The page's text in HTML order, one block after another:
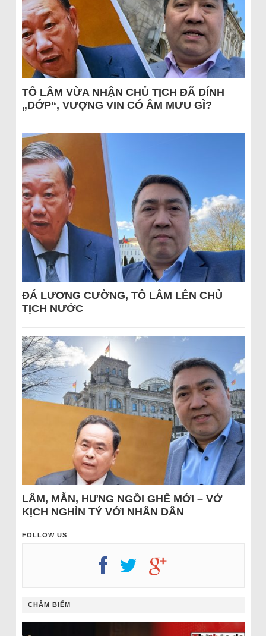
TÔ LÂM VỪA NHẬN CHỦ TỊCH ĐÃ DÍNH
„DỚP“, VƯỢNG VIN CÓ ÂM MƯU GÌ?
ĐÁ LƯƠNG CƯỜNG, TÔ LÂM LÊN CHỦ
TỊCH NƯỚC
LÂM, MẪN, HƯNG NGỒI GHẾ MỚI – VỞ
KỊCH NGHÌN TỶ VỚI NHÂN DÂN
FOLLOW US
CHÂM BIẾM